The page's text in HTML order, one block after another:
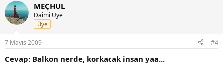
MEÇHUL
Daimi Üye
Üye
7 Mayıs 2009 #4
Cevap: Balkon nerde, korkacak insan yaa...